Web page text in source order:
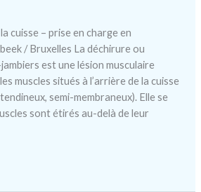
cuisse – prise en charge en
/ Bruxelles La déchirure ou
est une lésion musculaire
muscles situés à l’arrière de la cuisse
semi-membraneux). Elle se
sont étirés au-delà de leur